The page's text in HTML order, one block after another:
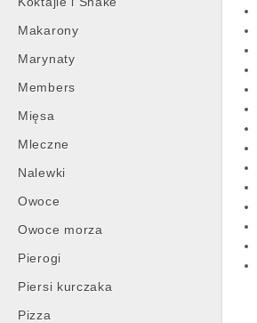
Makarony
Marynaty
Members
Mięsa
Mleczne
Nalewki
Owoce
Owoce morza
Pierogi
Piersi kurczaka
Pizza